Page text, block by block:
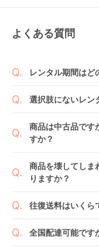
ャイルドシート
レンタル
3,652 円 〜
ジョイトリップ アド
ッグショック SC チャ
イルドシート コンビ
レンタル
よくある質問
レンタル期間はど
開始日1日目と
日までに配送
ます。
選択肢にないレン
間の利用が可
例えば4ヶ月の
の上で、早期
商品は中古品です
すか？
のもございま
新品商品はメ
走行テストを
となる場合が
商品を壊してしま
りますか？
おります。
ョンをご購入く
往復送料はいくら
へ入れ、カー
全国配達可能です